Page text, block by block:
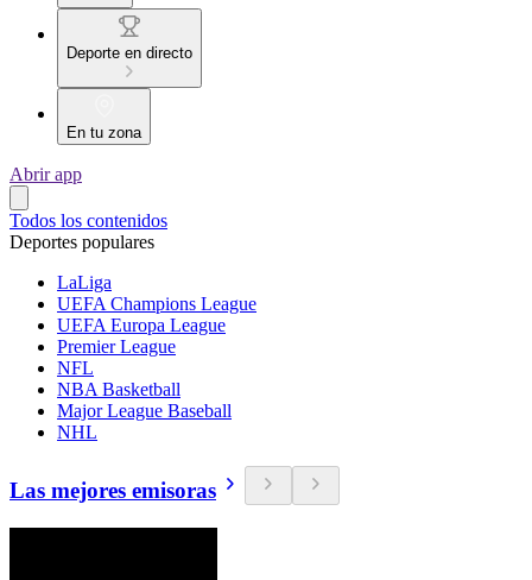
Deporte en directo
En tu zona
Abrir app
Todos los contenidos
Deportes populares
LaLiga
UEFA Champions League
UEFA Europa League
Premier League
NFL
NBA Basketball
Major League Baseball
NHL
Las mejores emisoras